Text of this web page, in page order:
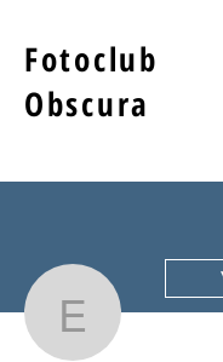
Fotoclub
Obscura